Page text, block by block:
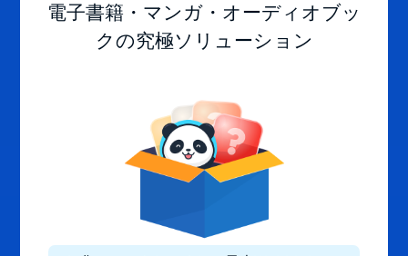
電子書籍・マンガ・オーディオブッ
クの究極ソリューション